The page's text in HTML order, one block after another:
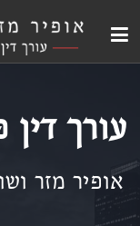
עורך דין
אופיר מזר